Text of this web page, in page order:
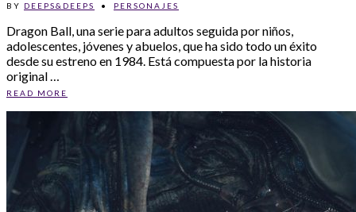
BY DEEPS&DEEPS • PERSONAJES
Dragon Ball, una serie para adultos seguida por niños,
adolescentes, jóvenes y abuelos, que ha sido todo un éxito
desde su estreno en 1984. Está compuesta por la historia
original …
READ MORE